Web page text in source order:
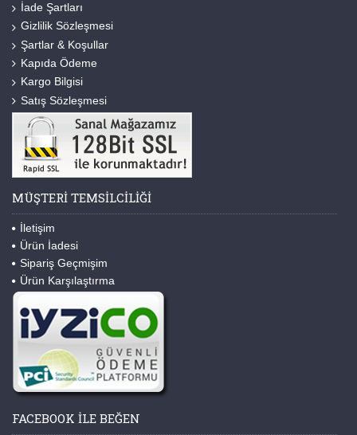
İade Şartları
Gizlilik Sözleşmesi
Şartlar & Koşullar
Kapıda Ödeme
Kargo Bilgisi
Satış Sözleşmesi
MÜŞTERI TEMSILCILIĞI
İletişim
Ürün İadesi
Sipariş Geçmişim
Ürün Karşılaştırma
FACEBOOK ILE BEĞEN